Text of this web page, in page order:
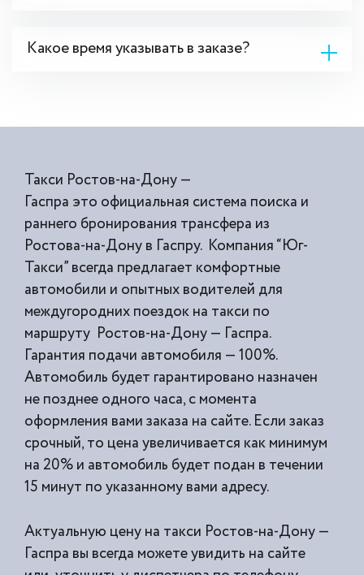
Какое время указывать в заказе?
Такси Ростов-на-Дону —
Гаспра это официальная система поиска и
раннего бронирования трансфера из
Ростова-на-Дону в Гаспру. Компания “Юг-
Такси” всегда предлагает комфортные
автомобили и опытных водителей для
междугородних поездок на такси по
маршруту Ростов-на-Дону — Гаспра.
Гарантия подачи автомобиля — 100%.
Автомобиль будет гарантировано назначен
не позднее одного часа, с момента
оформления вами заказа на сайте. Если заказ
срочный, то цена увеличивается как минимум
на 20% и автомобиль будет подан в течении
15 минут по указанному вами адресу.
Актуальную цену на такси Ростов-на-Дону —
Гаспра вы всегда можете увидить на сайте